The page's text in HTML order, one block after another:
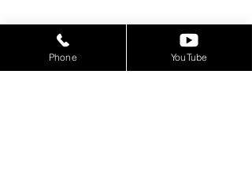
Phone YouTube